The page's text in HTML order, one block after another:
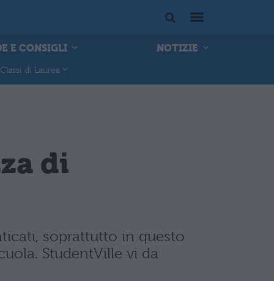
E CONSIGLI NOTIZIE
Classi di Laurea
di
soprattutto in questo
StudentVille vi da